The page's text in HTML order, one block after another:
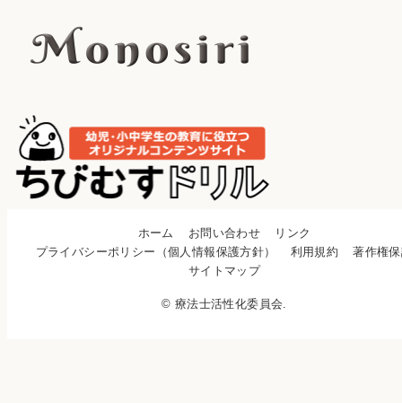
ホーム お問い合わせ
リンク
プライバシーポリシー（個人情報保護方針）
利用規約
著作権
サイトマップ
© 療法士活性化委員会.